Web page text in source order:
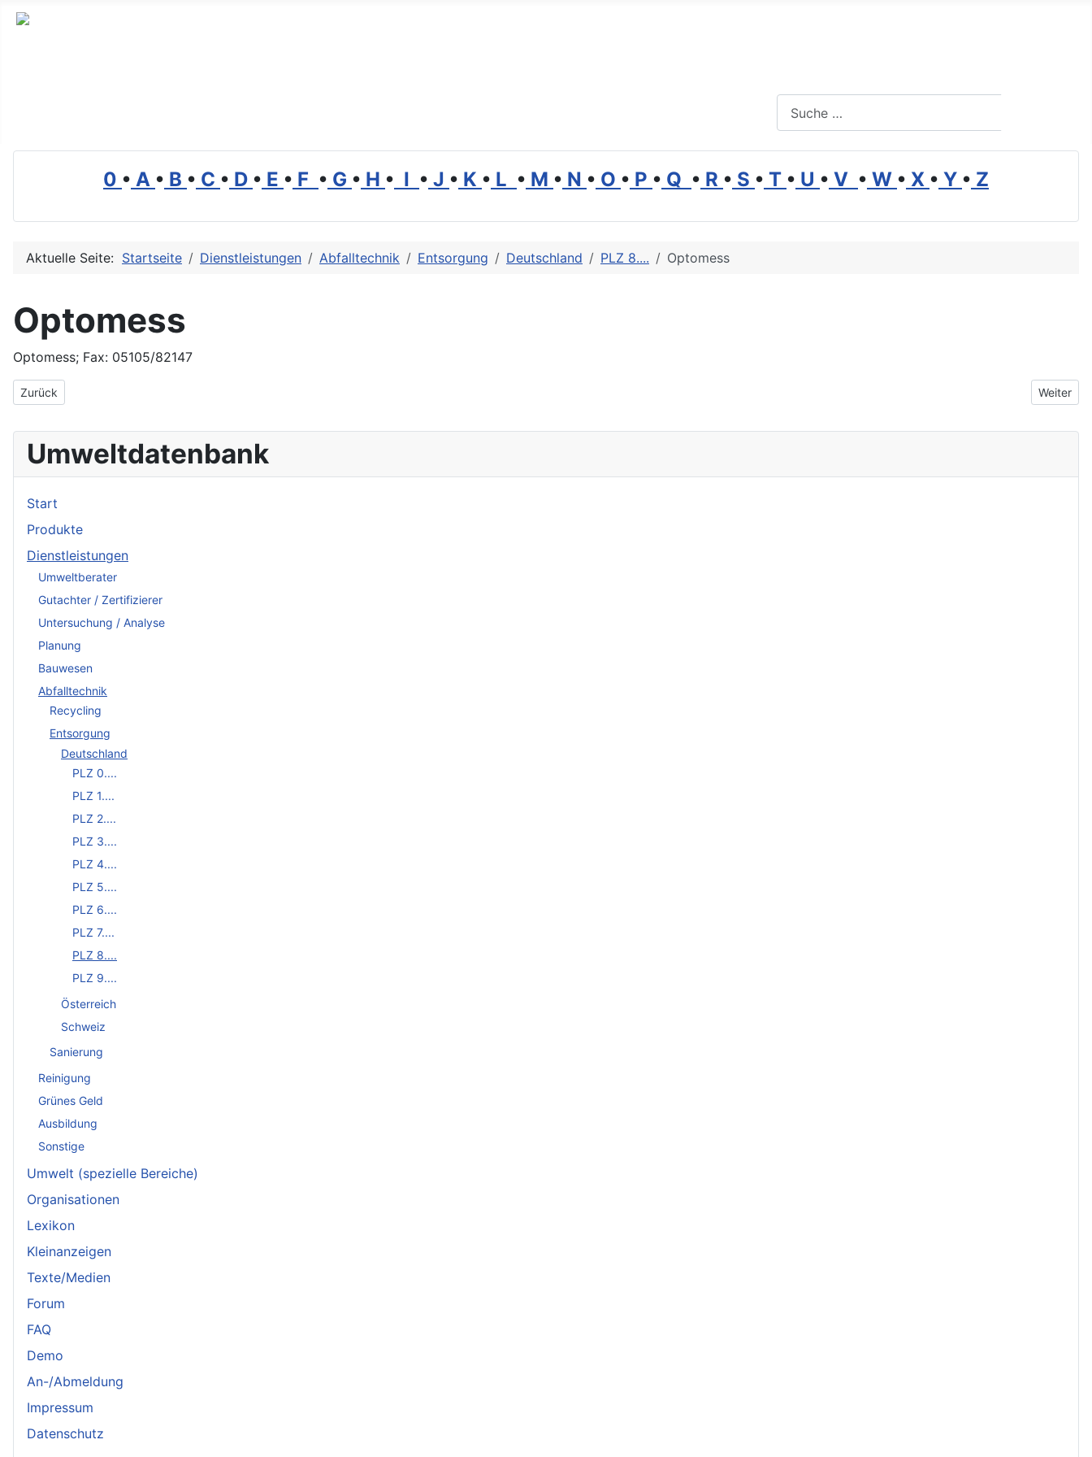
0 • A • B • C • D • E • F • G • H • I • J • K • L • M • N • O • P • Q • R • S • T • U • V • W • X • Y • Z
Aktuelle Seite: Startseite Dienstleistungen Abfalltechnik Entsorgung Deutschland PLZ 8.... Optomess
Optomess
Optomess; Fax: 05105/82147
Vorheriger Beitrag: New and Market Produktentwicklungs und Verwertungs GmbH
Zurück Nächster
Weiter
Umweltdatenbank
Start
Produkte
Dienstleistungen
Umweltberater
Gutachter / Zertifizierer
Untersuchung / Analyse
Planung
Bauwesen
Abfalltechnik
Recycling
Entsorgung
Deutschland
PLZ 0....
PLZ 1....
PLZ 2....
PLZ 3....
PLZ 4....
PLZ 5....
PLZ 6....
PLZ 7....
PLZ 8....
PLZ 9....
Österreich
Schweiz
Sanierung
Reinigung
Grünes Geld
Ausbildung
Sonstige
Umwelt (spezielle Bereiche)
Organisationen
Lexikon
Kleinanzeigen
Texte/Medien
Forum
FAQ
Demo
An-/Abmeldung
Impressum
Datenschutz